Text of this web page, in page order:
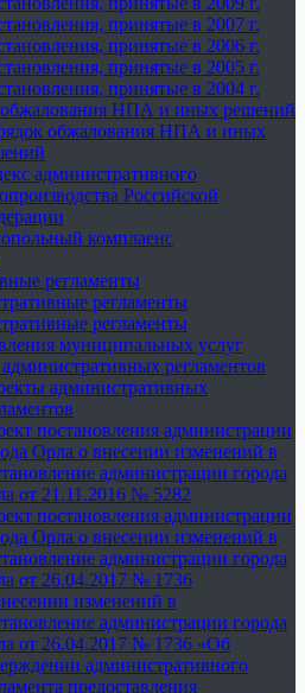
принятые в 2007 г.
принятые в 2006 г.
принятые в 2005 г.
принятые в 2004 г.
НПА и иных решений
обжалования НПА и иных
административного
Российской
комплаенс
регламенты
регламенты
регламенты
муниципальных услуг
регламентов
административных
постановления администрации
Орла о внесении изменений в
администрации города
от 21.11.2016 № 5282
постановления администрации
Орла о внесении изменений в
администрации города
от 26.04.2017 № 1736
изменений в
администрации города
от 26.04.2017 № 1736 «Об
административного
предоставления